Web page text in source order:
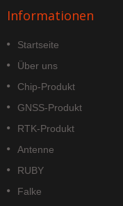
Informationen
Startseite
Über uns
Chip-Produkt
GNSS-Produkt
RTK-Produkt
Antenne
RUBY
Falke